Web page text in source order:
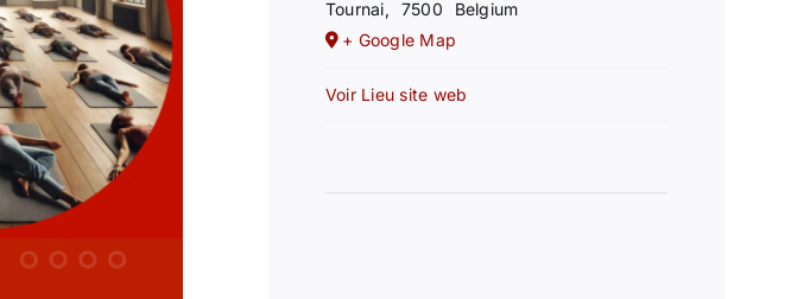
Tournai, 7500
Belgium
+ Google Map
Voir Lieu site web